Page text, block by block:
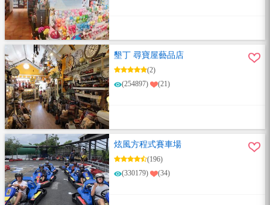
墾丁 尋寶屋藝品店
(2)
(254897)
(21)
炫風方程式賽車場
(196)
(330179)
(34)